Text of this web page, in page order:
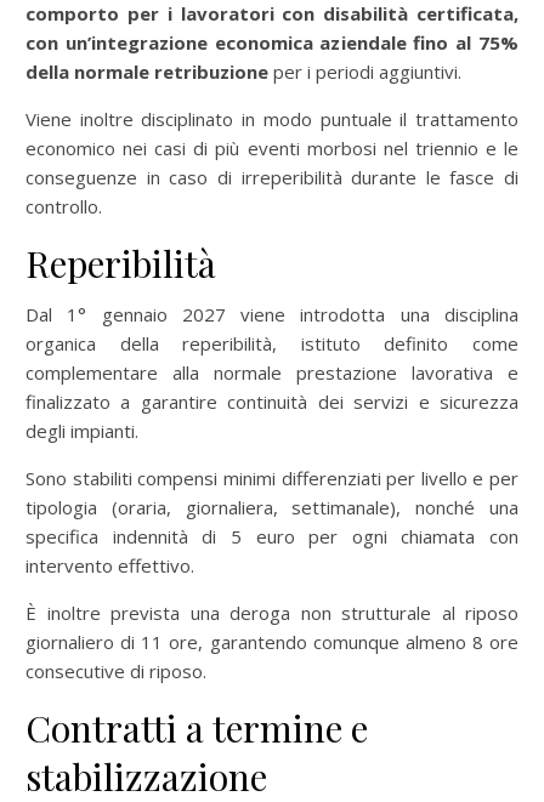
comporto per i lavoratori con disabilità certificata,
con un’integrazione economica aziendale fino al 75%
della normale retribuzione per i periodi aggiuntivi.
Viene inoltre disciplinato in modo puntuale il trattamento
economico nei casi di più eventi morbosi nel triennio e le
conseguenze in caso di irreperibilità durante le fasce di
controllo.
Reperibilità
Dal 1° gennaio 2027 viene introdotta una disciplina
organica della reperibilità, istituto definito come
complementare alla normale prestazione lavorativa e
finalizzato a garantire continuità dei servizi e sicurezza
degli impianti.
Sono stabiliti compensi minimi differenziati per livello e per
tipologia (oraria, giornaliera, settimanale), nonché una
specifica indennità di 5 euro per ogni chiamata con
intervento effettivo.
È inoltre prevista una deroga non strutturale al riposo
giornaliero di 11 ore, garantendo comunque almeno 8 ore
consecutive di riposo.
Contratti a termine e
stabilizzazione